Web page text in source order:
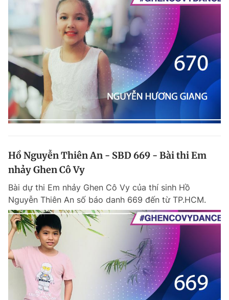
Hồ Nguyễn Thiên An - SBD 669 - Bài thi Em
nhảy Ghen Cô Vy
Bài dự thi Em nhảy Ghen Cô Vy của thí sinh Hồ
Nguyễn Thiên An số báo danh 669 đến từ TP.HCM.